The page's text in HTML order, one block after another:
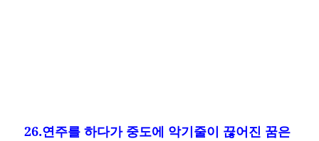
26.연주를 하다가 중도에 악기줄이 끊어진 꿈은